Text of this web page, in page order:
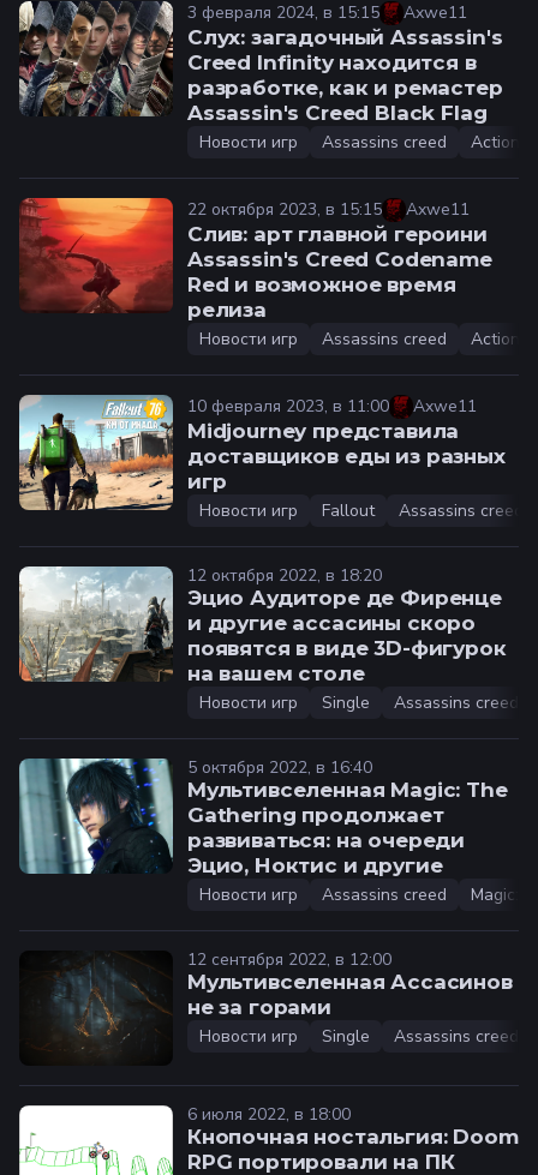
3 февраля 2024, в 15:15 Axwe11
Слух: загадочный Assassin's
Creed Infinity находится в
разработке, как и ремастер
Assassin's Creed Black Flag
Новости игр Assassins creed Action
22 октября 2023, в 15:15 Axwe11
Слив: арт главной героини
Assassin's Creed Codename
Red и возможное время
релиза
Новости игр Assassins creed Action
10 февраля 2023, в 11:00 Axwe11
Midjourney представила
доставщиков еды из разных
игр
Новости игр Fallout Assassins creed
12 октября 2022, в 18:20
Эцио Аудиторе де Фиренце
и другие ассасины скоро
появятся в виде 3D-фигурок
на вашем столе️
Новости игр Single Assassins creed
5 октября 2022, в 16:40
Мультивселенная Magic: The
Gathering продолжает
развиваться: на очереди
Эцио, Ноктис и другие️
Новости игр Assassins creed Magic:
12 сентября 2022, в 12:00
Мультивселенная Ассасинов
не за горами️
Новости игр Single Assassins creed
6 июля 2022, в 18:00
Кнопочная ностальгия: Doom
RPG портировали на ПК️